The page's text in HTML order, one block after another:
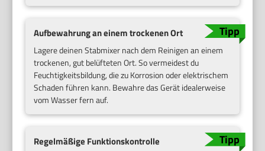
Aufbewahrung an einem trockenen Ort
Lagere deinen Stabmixer nach dem Reinigen an einem
trockenen, gut belüfteten Ort. So vermeidest du
Feuchtigkeitsbildung, die zu Korrosion oder elektrischem
Schaden führen kann. Bewahre das Gerät idealerweise
vom Wasser fern auf.
Regelmäßige Funktionskontrolle